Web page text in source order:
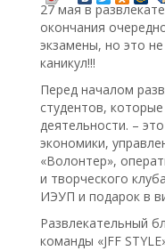
27 мая в
окончания
экзамены, но это
каникул!!!
Перед началом
студентов,
деятельности. –
экономики,
«Волонтер»,
и творческого
ИЭУП и подарок в
Развлекательный
команды «JFF